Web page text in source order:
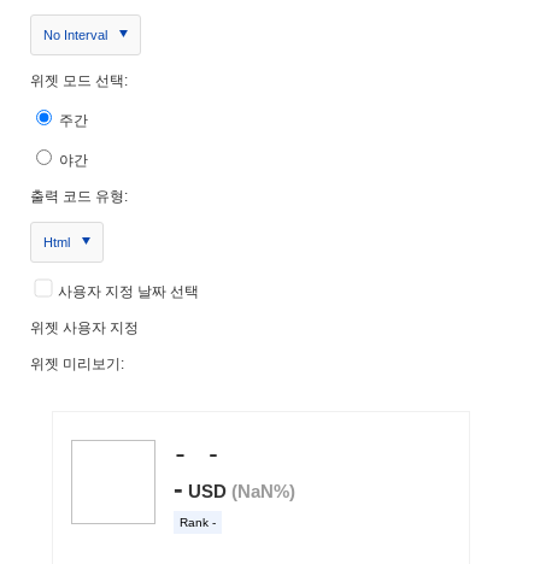
No Interval
위젯 모드 선택:
주간
야간
출력 코드 유형:
Html
사용자 지정 날짜 선택
위젯 사용자 지정
위젯 미리보기: